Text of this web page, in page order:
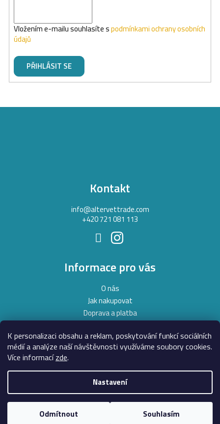
K personalizaci obsahu a reklam, poskytování funkcí sociálních
médií a analýze naší návštěvnosti využíváme soubory cookies.
Více informacízde.
Nastavení
Odmítnout Souhlasím
Vložením e-mailu souhlasíte spodmínkami ochrany osobních
údajů
PŘIHLÁSIT SE
Kontakt
info@altervettrade.com
+420 721 081 113
Informace pro vás
O nás
Jak nakupovat
Doprava a platba
Podmínky ochrany osobních údajů
Moje objednávka
Copyright 2026AlterVet. Všechna práva vyhrazena.Upravit
nastavení cookies